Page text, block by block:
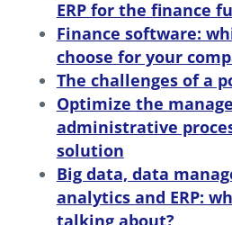
ERP for the finance
Finance software:
choose for your
The challenges of a
Optimize the
administrative
solution
Big data, data
analytics and ERP: